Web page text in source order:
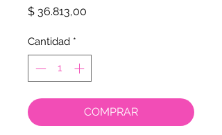
$ 36.813,00
Cantidad *
COMPRAR